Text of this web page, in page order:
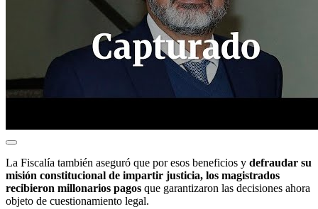
La Fiscalía también aseguró que por esos beneficios y defraudar su
misión constitucional de impartir justicia, los magistrados
recibieron millonarios pagos que garantizaron las decisiones ahora
objeto de cuestionamiento legal.